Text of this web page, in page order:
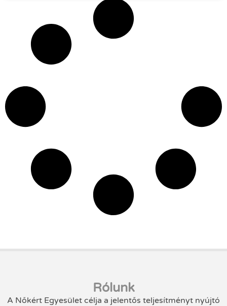
Rólunk
A Nőkért Egyesület célja a jelentős teljesítményt nyújtó